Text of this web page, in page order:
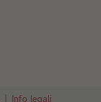
| Info legali